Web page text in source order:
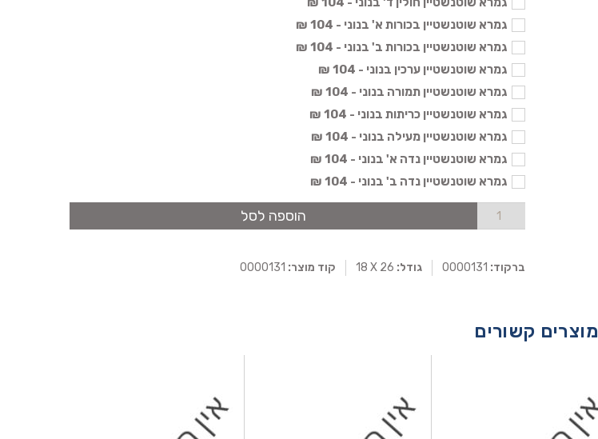
גמרא שוטנשטיין בכורות א' בנוני - 104 ₪
גמרא שוטנשטיין בכורות ב' בנוני - 104 ₪
גמרא שוטנשטיין ערכין בנוני - 104 ₪
גמרא שוטנשטיין תמורה בנוני - 104 ₪
גמרא שוטנשטיין כריתות בנוני - 104 ₪
גמרא שוטנשטיין מעילה בנוני - 104 ₪
גמרא שוטנשטיין נדה א' בנוני - 104 ₪
גמרא שוטנשטיין נדה ב' בנוני - 104 ₪
הוספה לסל
ברקוד: גודל: 18 X 26 קוד מוצר:
מוצרים קשורים